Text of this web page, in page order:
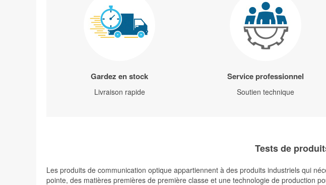
Gardez en stock
Livraison rapide
Service professionnel
Soutien technique
Tests de
Les produits de communication optique appartiennent à des produits industriels qui
pointe, des matières premières de première classe et une technologie de production